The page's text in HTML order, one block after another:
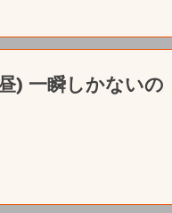
) 一瞬しかないの